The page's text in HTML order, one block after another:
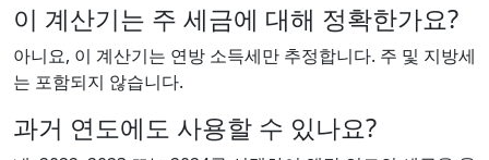
이 계산기는 주 세금에 대해 정확한가요?
아니요, 이 계산기는 연방 소득세만 추정합니다. 주 및 지방세
는 포함되지 않습니다.
과거 연도에도 사용할 수 있나요?